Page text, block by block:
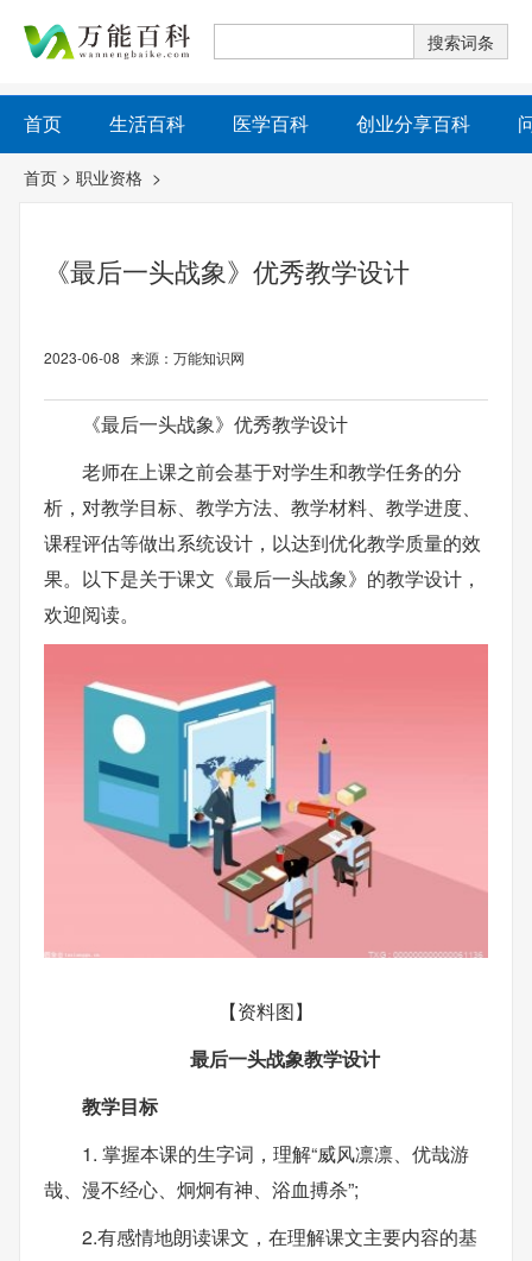
首页 生活百科 医学百科 创业分享百科
首页 > 职业资格 >
《最后一头战象》优秀教学设计
2023-06-08 来源：万能知识网
《最后一头战象》优秀教学设计
老师在上课之前会基于对学生和教学任务的分
析，对教学目标、教学方法、教学材料、教学进度、
课程评估等做出系统设计，以达到优化教学质量的效
果。以下是关于课文《最后一头战象》的教学设计，
欢迎阅读。
【资料图】
最后一头战象教学设计
教学目标
1. 掌握本课的生字词，理解“威风凛凛、优哉游
哉、漫不经心、炯炯有神、浴血搏杀”;
2.有感情地朗读课文，在理解课文主要内容的基